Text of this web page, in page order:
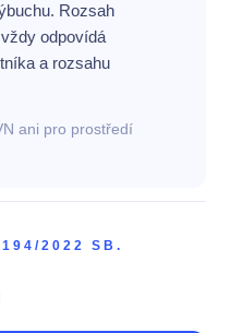
Rozsah
odpovídá
a rozsahu
ani pro prostředí
2022 SB.